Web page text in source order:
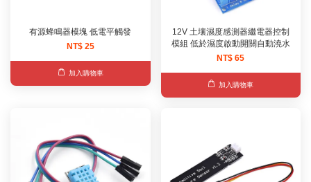
有源蜂鳴器模塊 低電平觸發
NT$ 25
加入購物車
12V 土壤濕度感測器繼電器控制
模組 低於濕度啟動開關自動澆水
NT$ 65
加入購物車